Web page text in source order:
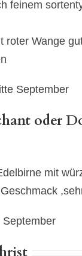
feinem
roter Wange
September
oder
mit
September